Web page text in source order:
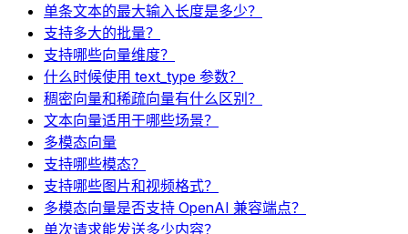
单条文本的最大输入长度是多少？
支持多大的批量？
支持哪些向量维度？
什么时候使用 text_type 参数？
稠密向量和稀疏向量有什么区别？
文本向量适用于哪些场景？
多模态向量
支持哪些模态？
支持哪些图片和视频格式？
多模态向量是否支持 OpenAI 兼容端点？
单次请求能发送多少内容？